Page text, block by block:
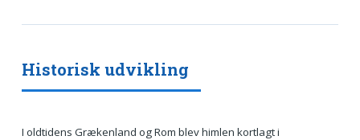
Historisk udvikling
I oldtidens Grækenland og Rom blev himlen kortlagt i